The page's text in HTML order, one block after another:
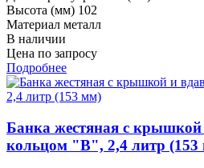
Высота (мм) 102
Материал металл
В наличии
Цена по запросу
Подробнее
Банка жестяная с
кольцом "В", 2,4 литр (153